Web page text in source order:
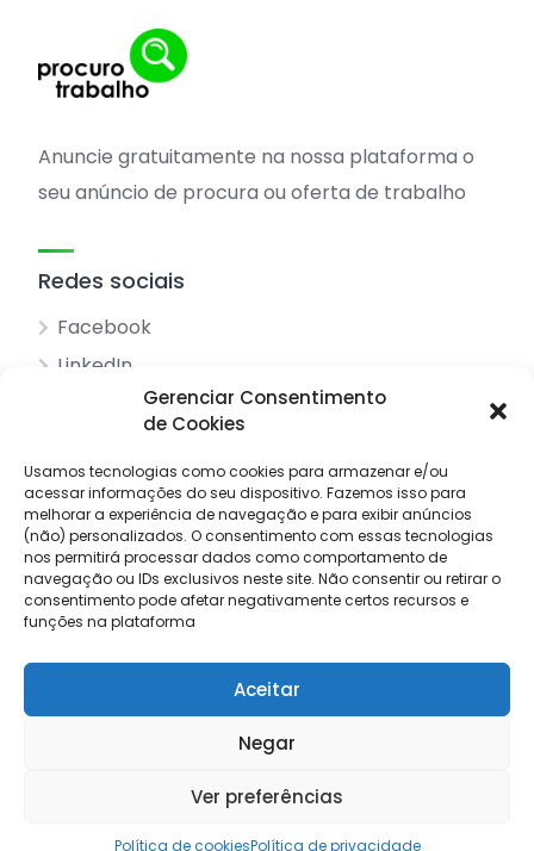
Gerenciar Consentimento
de Cookies
Usamos tecnologias como cookies para armazenar e/ou
acessar informações do seu dispositivo. Fazemos isso para
melhorar a experiência de navegação e para exibir anúncios
(não) personalizados. O consentimento com essas tecnologias
nos permitirá processar dados como comportamento de
navegação ou IDs exclusivos neste site. Não consentir ou retirar o
consentimento pode afetar negativamente certos recursos e
funções na plataforma
Aceitar
Negar
Ver preferências
Política de cookiesPolítica de privacidade
Anuncie gratuitamente na nossa plataforma o
seu anúncio de procura ou oferta de trabalho
Redes sociais
Facebook
LinkedIn
Sobre nós
Pesquisar anúncios
Contacto
Livro de reclamações
© 2025 Procuro Trabalho by
Termos e condições
Política de privacidade